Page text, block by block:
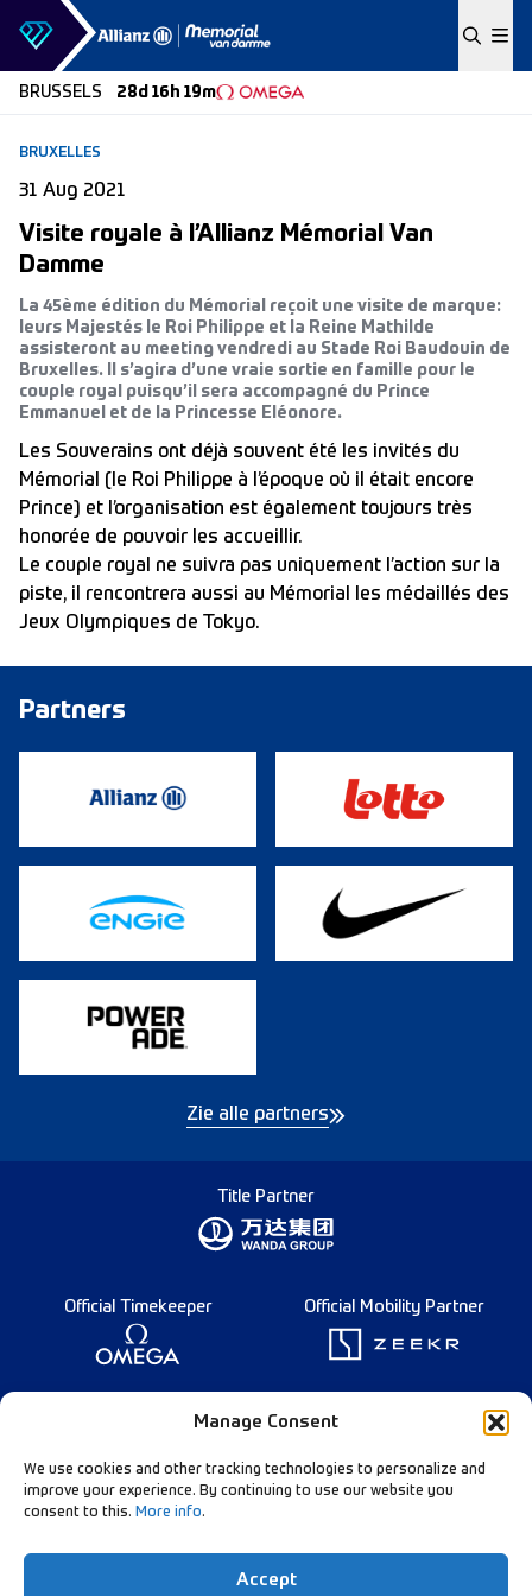
Manage Consent
We use cookies and other tracking technologies to personalize and
improve your experience. By continuing to use our website you
consent to this. More info.
Accept
Skip to content
BRUSSELS 28d 16h 19m
BRUXELLES
31 Aug 2021
Visite royale à l’Allianz Mémorial Van
Damme
La 45ème édition du Mémorial reçoit une visite de marque:
leurs Majestés le Roi Philippe et la Reine Mathilde
assisteront au meeting vendredi au Stade Roi Baudouin de
Bruxelles. Il s’agira d’une vraie sortie en famille pour le
couple royal puisqu’il sera accompagné du Prince
Emmanuel et de la Princesse Eléonore.
Les Souverains ont déjà souvent été les invités du
Mémorial (le Roi Philippe à l’époque où il était encore
Prince) et l’organisation est également toujours très
honorée de pouvoir les accueillir.
Le couple royal ne suivra pas uniquement l’action sur la
piste, il rencontrera aussi au Mémorial les médaillés des
Jeux Olympiques de Tokyo.
Partners
Zie alle partners
Title Partner
Official Timekeeper Official Mobility Partner
Founding Partner
Data Privacy